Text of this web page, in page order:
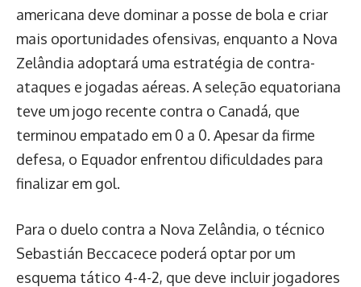
americana deve dominar a posse de bola e criar
mais oportunidades ofensivas, enquanto a Nova
Zelândia adoptará uma estratégia de contra-
ataques e jogadas aéreas. A seleção equatoriana
teve um jogo recente contra o Canadá, que
terminou empatado em 0 a 0. Apesar da firme
defesa, o Equador enfrentou dificuldades para
finalizar em gol.
Para o duelo contra a Nova Zelândia, o técnico
Sebastián Beccacece poderá optar por um
esquema tático 4-4-2, que deve incluir jogadores